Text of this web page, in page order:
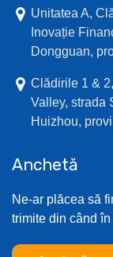
Unitatea A,
Inovație
Dongguan,
Clădirile 1 &
Valley, strada
Huizhou,
Anchetă
Ne-ar plăcea să
trimite din când